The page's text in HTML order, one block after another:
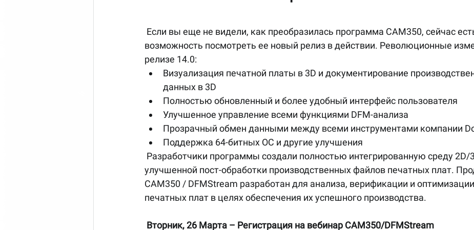
возможность посмотреть ее новый релиз в действии. Революционные
релизе 14.0:
Визуализация печатной платы в 3D и документирование
данных в 3D
Полностью обновленный и более удобный интерфейс пользователя
Улучшенное управление всеми функциями DFM-анализа
Прозрачный обмен данными между всеми инструментами компании
Поддержка 64-битных ОС и другие улучшения
улучшенной пост-обработки производственных файлов печатных плат.
CAM350 / DFMStream разработан для анализа, верификации и
печатных плат в целях обеспечения их успешного производства.
Вторник, 26 Марта – Регистрация на вебинар CAM350/DFMStream